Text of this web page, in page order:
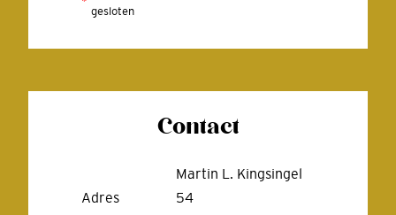
gesloten
Contact
Adres
Martin L. Kingsingel
54